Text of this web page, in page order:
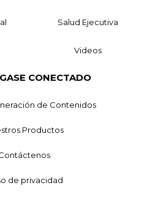
Salud Ejecutiva
Videos
CONECTADO
de Contenidos
Productos
de privacidad